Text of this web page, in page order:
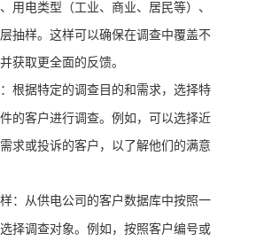
用电类型（工业、商业、居民等）、
抽样。这样可以确保在调查中覆盖不
获取更全面的反馈。
根据特定的调查目的和需求，选择特
的客户进行调查。例如，可以选择近
求或投诉的客户，以了解他们的满意
：从供电公司的客户数据库中按照一
择调查对象。例如，按照客户编号或